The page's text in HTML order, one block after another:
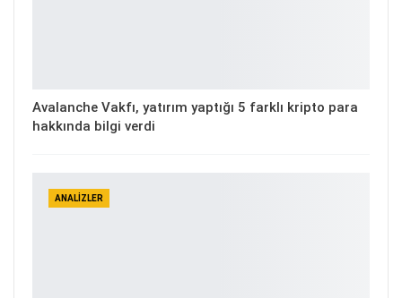
Avalanche Vakfı, yatırım yaptığı 5 farklı kripto para
hakkında bilgi verdi
ANALIZLER